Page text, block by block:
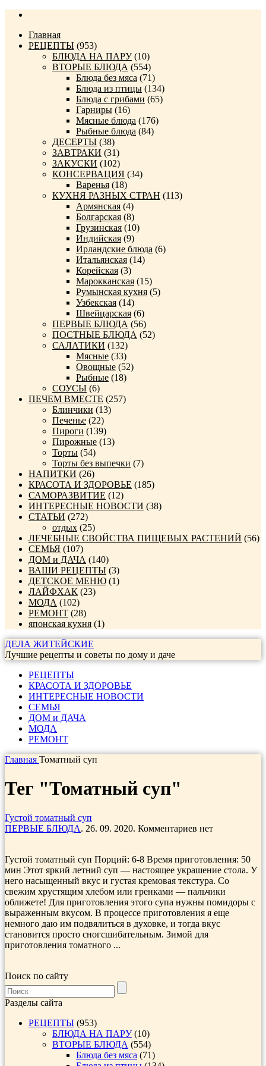
Главная
РЕЦЕПТЫ (953)
БЛЮДА НА ПАРУ(10)
ВТОРЫЕ БЛЮДА (554)
Блюда без мяса (71)
Блюда из птицы (134)
Блюда с грибами (65)
Гарниры (16)
Мясные блюда (176)
Рыбные блюда (84)
ДЕСЕРТЫ (38)
ЗАВТРАКИ (31)
ЗАКУСКИ (102)
КОНСЕРВАЦИЯ (34)
Варенья (18)
КУХНЯ РАЗНЫХ СТРАН (113)
Армянская (4)
Болгарская (8)
Грузинская (10)
Индийская (9)
Ирландские блюда (6)
Итальянская (14)
Корейская (3)
Марокканская (15)
Румынская кухня (5)
Узбекская (14)
Швейцарская (6)
ПЕРВЫЕ БЛЮДА (56)
ПОСТНЫЕ БЛЮДА (52)
САЛАТИКИ (132)
Мясные (33)
Овощные (52)
Рыбные (18)
СОУСЫ (6)
ПЕЧЕМ ВМЕСТЕ (257)
Блинчики (13)
Печенье (22)
Пироги (139)
Пирожные (13)
Торты (54)
Торты без выпечки (7)
НАПИТКИ (26)
КРАСОТА И ЗДОРОВЬЕ (185)
САМОРАЗВИТИЕ (12)
ИНТЕРЕСНЫЕ НОВОСТИ (38)
СТАТЬИ (272)
отдых (25)
ЛЕЧЕБНЫЕ СВОЙСТВА ПИЩЕВЫХ РАСТЕНИЙ (56)
СЕМЬЯ (107)
ДОМ и ДАЧА (140)
ВАШИ РЕЦЕПТЫ (3)
ДЕТСКОЕ МЕНЮ (1)
ЛАЙФХАК (23)
МОДА (102)
РЕМОНТ (28)
японская кухня (1)
ДЕЛА ЖИТЕЙСКИЕ
Лучшие рецепты и советы по дому и даче
РЕЦЕПТЫ
КРАСОТА И ЗДОРОВЬЕ
ИНТЕРЕСНЫЕ НОВОСТИ
СЕМЬЯ
ДОМ и ДАЧА
МОДА
РЕМОНТ
Главная Томатный суп
Тег "Томатный суп"
Густой томатный суп
ПЕРВЫЕ БЛЮДА. 26. 09. 2020. Комментариев нет
Густой томатный суп Порций: 6-8 Время приготовления: 50
мин Этот яркий летний суп — настоящее украшение стола. У
него насыщенный вкус и густая кремовая текстура. Со
свежим хрустящим хлебом или гренками — пальчики
оближете! Для приготовления этого супа нужны помидоры с
выраженным вкусом. В процессе приготовления я еще
немного даю им подвялиться в духовке, и тогда вкус
становится просто сногсшибательным. Зимой для
приготовления томатного ...
Поиск по сайту
Разделы сайта
РЕЦЕПТЫ (953)
БЛЮДА НА ПАРУ(10)
ВТОРЫЕ БЛЮДА (554)
Блюда без мяса (71)